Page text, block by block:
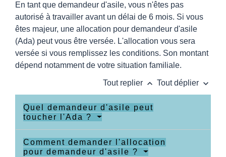
En tant que demandeur d'asile, vous n'êtes pas
autorisé à travailler avant un délai de 6 mois. Si vous
êtes majeur, une allocation pour demandeur d'asile
(Ada) peut vous être versée. L'allocation vous sera
versée si vous remplissez les conditions. Son montant
dépend notamment de votre situation familiale.
Tout replier keyboard_arrow_up Tout déplier keyboard_arrow_down
Quel demandeur d'asile peut
toucher l'Ada ?
Comment demander l'allocation
pour demandeur d'asile ?